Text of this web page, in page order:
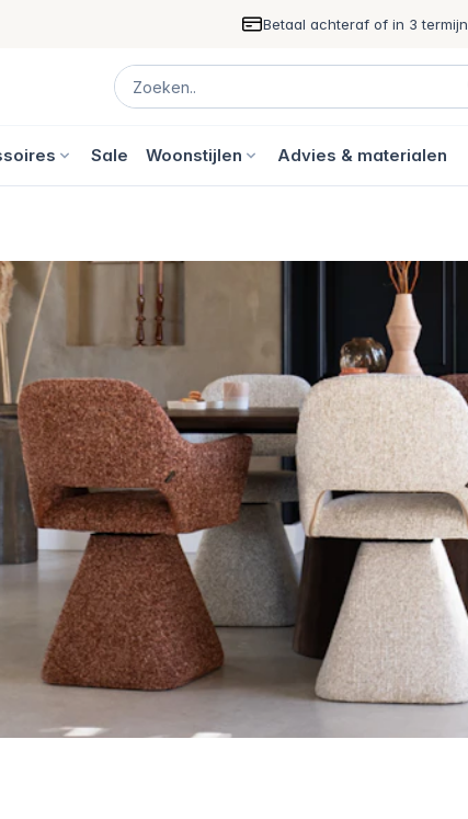
Betaal achteraf of in 3
Sale Woonstijlen Advies & materialen